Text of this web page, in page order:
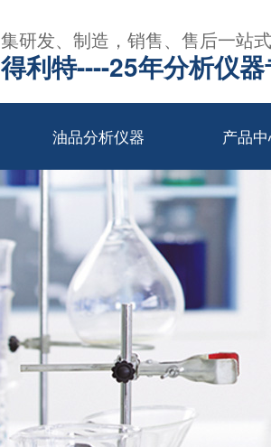
集研发、制造，销售、售后一站
得利特----25年分析仪
油品分析仪器 产品